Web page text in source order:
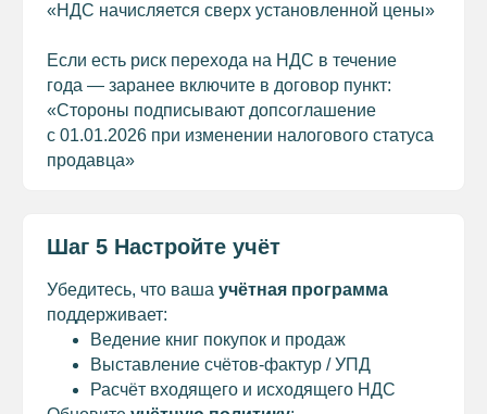
«НДС начисляется сверх установленной цены»
Если есть риск перехода на НДС в течение
года — заранее включите в договор пункт:
«Стороны подписывают допсоглашение
с 01.01.2026 при изменении налогового статуса
продавца»
Шаг 5 Настройте учёт
Убедитесь, что ваша учётная программа
поддерживает:
Ведение книг покупок и продаж
Выставление счётов-фактур / УПД
Расчёт входящего и исходящего НДС